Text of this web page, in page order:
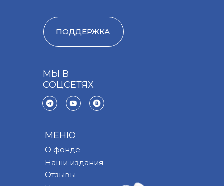
МЕНЮ
О фонде
Наши издания
Отзывы
МЫ В
СОЦСЕТЯХ
ПОДДЕРЖКА